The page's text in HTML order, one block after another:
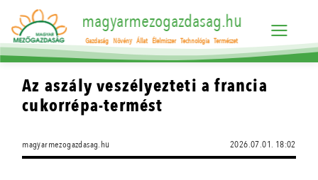
magyarmezogazdasag.hu
Gazdaság Növény Állat Élelmiszer Technológia Természet
Az aszály veszélyezteti a francia
cukorrépa-termést
magyarmezogazdasag.hu 2026.07.01. 18:02